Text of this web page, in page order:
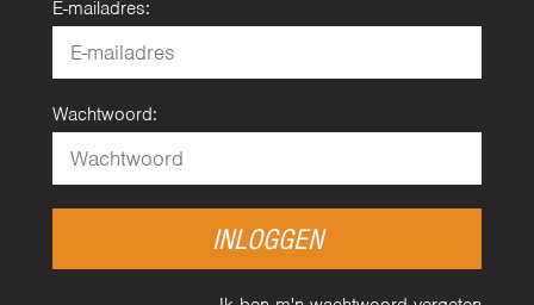
E-mailadres:
Wachtwoord:
INLOGGEN